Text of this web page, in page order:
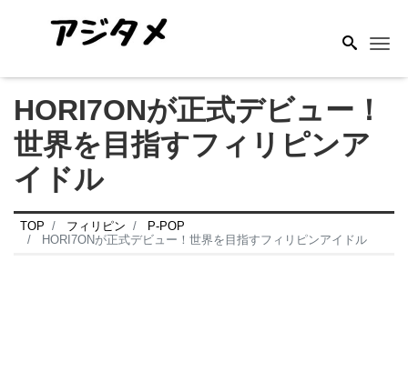
HORI7ONが正式デビュー！
世界を目指すフィリピンア
イドル
TOP フィリピン
P-POP
HORI7ONが正式デビュー！世界を目指すフィリピンアイドル